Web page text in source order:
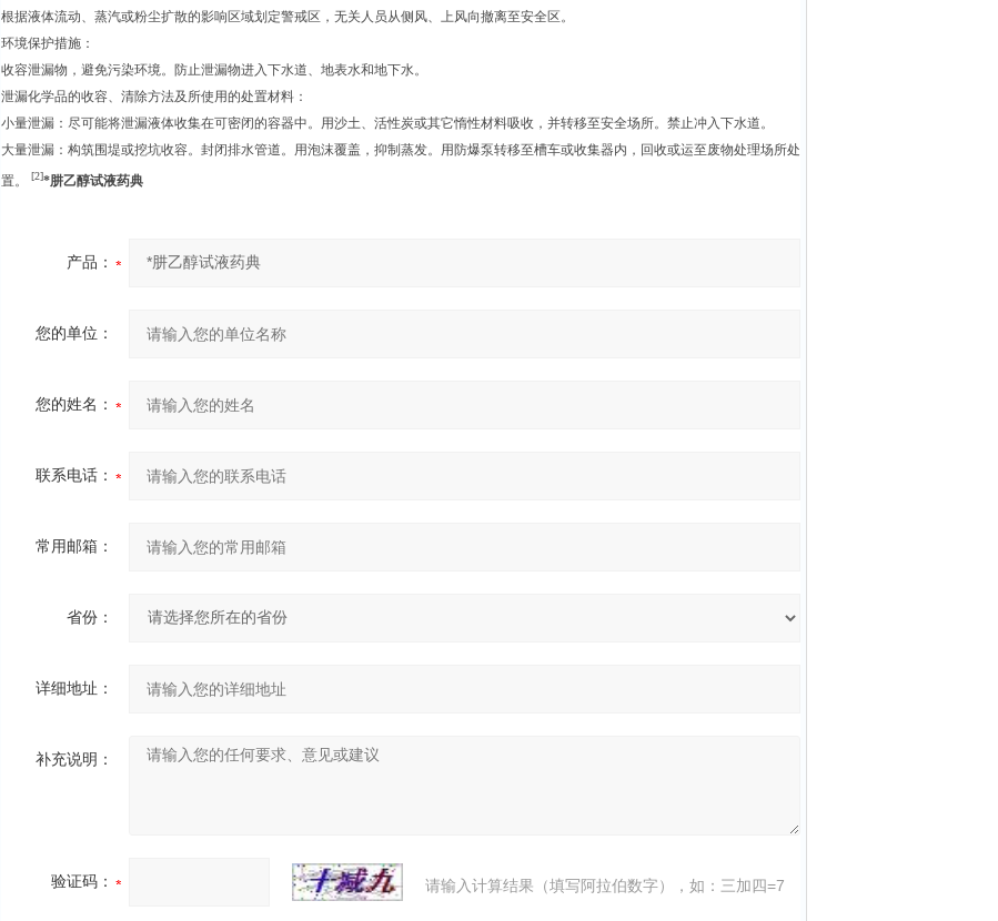
根据液体流动、蒸汽或粉尘扩散的影响区域划定警戒区，无关人员从侧风、上风向撤离至安全区。
环境保护措施：
收容泄漏物，避免污染环境。防止泄漏物进入下水道、地表水和地下水。
泄漏化学品的收容、清除方法及所使用的处置材料：
小量泄漏：尽可能将泄漏液体收集在可密闭的容器中。用沙土、活性炭或其它惰性材料吸收，并转移至安全场所。禁止冲入下水道。
大量泄漏：构筑围堤或挖坑收容。封闭排水管道。用泡沫覆盖，抑制蒸发。用防爆泵转移至槽车或收集器内，回收或运至废物处理场所处
置。
[2]*肼乙醇试液药典
产品：
您的单位：
您的姓名：
联系电话：
常用邮箱：
省份：
详细地址：
补充说明：
验证码： 请输入计算结果（填写阿拉伯数字），如：三加四=7